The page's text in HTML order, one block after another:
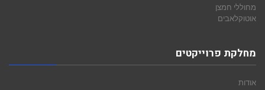
מחוללי חמצן
אוטוקלאבים
מחלקת פרוייקטים
אודות